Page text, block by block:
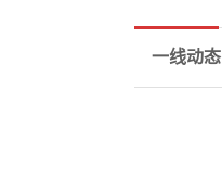
一线动态